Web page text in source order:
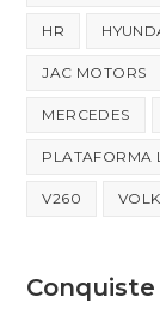
HR
JAC MOTORS
MERCEDES
PLATAFORMA
V260